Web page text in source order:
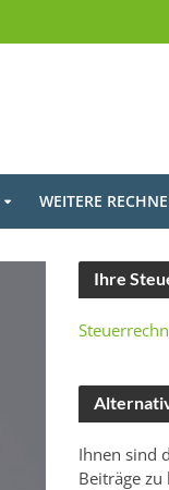
WEITERE
Ihre
Ihnen sind
Beiträge